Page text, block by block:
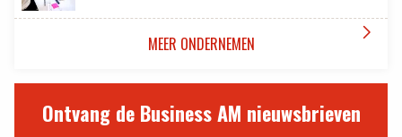
MEER ONDERNEMEN 
Ontvang de Business AM nieuwsbrieven